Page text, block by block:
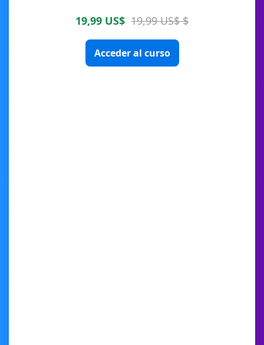
19,99 US$ 19,99 US$ $
Acceder al curso